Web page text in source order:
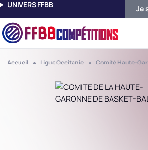
UNIVERS FFBB Je
COMPÉTITIONS
Accueil Ligue Occitanie Comité Haute-